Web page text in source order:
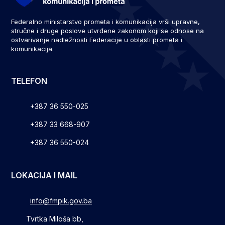
Federalno ministarstvo prometa i komunikacija vrši upravne,
stručne i druge poslove utvrđene zakonom koji se odnose na
ostvarivanje nadležnosti Federacije u oblasti prometa i
komunikacija.
TELEFON
+387 36 550-025
+387 33 668-907
+387 36 550-024
LOKACIJA I MAIL
info@fmpik.gov.ba
Tvrtka Miloša bb,